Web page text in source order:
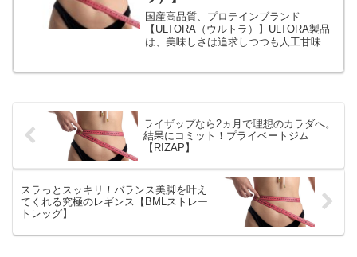
国産高品質、プロテインブランド
【ULTORA（ウルトラ）】ULTORA製品
は、美味しさは追求しつつも人工甘味
ライザップなら2ヵ月で理想のカラダへ。
結果にコミット！プライベートジム
【RIZAP】
スラっとスッキリ！バランス美脚を叶え
てくれる究極のレギンス【BMLストレー
トレッグ】